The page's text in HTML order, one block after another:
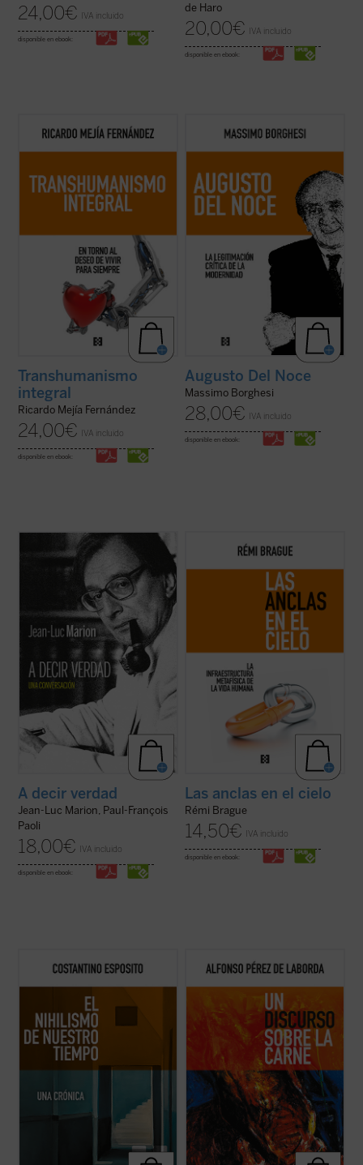
24,00€ IVA incluido
disponible en ebook:
de Haro
20,00€ IVA incluido
disponible en ebook:
En esta obra quiero establecer el enlace del
transhumanismo con la tradición
tecnológicos.... (ver ficha)
Transhumanismo
integral
Ricardo Mejía Fernández
24,00€ IVA incluido
disponible en ebook:
Este libro pretende recorrer la evolución
del pensamiento filosófico y político de
camino ideal dominado, en los años 1940-
1950, por una intención fundamental: la ...
(ver ficha)
Augusto Del Noce
Massimo Borghesi
28,00€ IVA incluido
disponible en ebook:
¿Hacia dónde va el mundo? ¿Cuál es el
estado de la Iglesia? ¿Qué futuro tiene
Europa? Estas son algunas de las
preguntas formuladas por el periodista
especializado en el mundo de la cultura
Paul-François Paoli a las que Jean-Luc
(ver ficha)
A decir verdad
Jean-Luc Marion, Paul-François
Paoli
18,00€ IVA incluido
disponible en ebook:
Lo que el autor nos ofrece aquí, con su
combinación característica de erudición e
decadencia ni el lamento nostálgico
respecto del mundo del pensamiento de
una época ya pasada, sino un resumen
(ver ficha)
Las anclas en el cielo
Rémi Brague
14,50€ IVA incluido
disponible en ebook:
El nihilismo se ha convertido en nuestro
tiempo en una cuestión abierta. ¿De qué
abocaba a una pérdida de valores e ideales,
plantea en estos momentos cuestiones ...
(ver ficha)
Punto omega: punto atractivo de
enamoramiento. Suave suasión carnal de
Punto de encarnación. La realidad se nos
vínculo substancial
expresa como realidad. Nuestras líneas de
(ver ficha)